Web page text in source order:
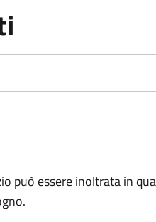
può essere inoltrata in